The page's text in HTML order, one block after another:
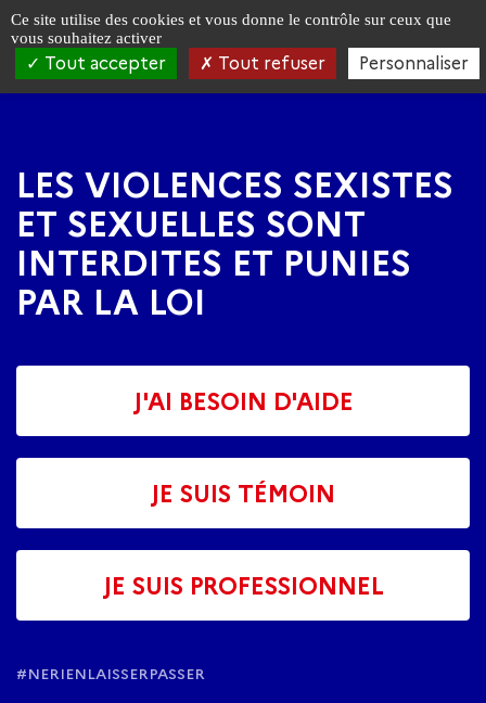
LES VIOLENCES SEXISTES
ET SEXUELLES SONT
INTERDITES ET PUNIES
PAR LA LOI
J'AI BESOIN D'AIDE
JE SUIS TÉMOIN
JE SUIS PROFESSIONNEL
#NERIENLAISSERPASSER
Panneau de gestion des cookies
Ce site utilise des cookies et vous donne le contrôle sur ceux que
vous souhaitez activer
Tout accepter Tout refuser Personnaliser